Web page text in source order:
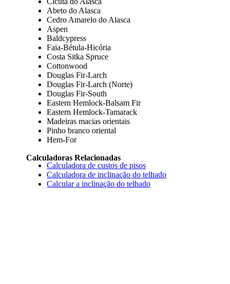
Abeto do Alasca
Cedro Amarelo do Alasca
Aspen
Baldcypress
Faia-Bétula-Hicória
Costa Sitka Spruce
Cottonwood
Douglas Fir-Larch
Douglas Fir-Larch (Norte)
Douglas Fir-South
Eastern Hemlock-Balsam Fir
Eastern Hemlock-Tamarack
Madeiras macias orientais
Pinho branco oriental
Hem-For
Calculadoras Relacionadas
Calculadora de custos de pisos
Calculadora de inclinação do telhado
Calcular a inclinação do telhado